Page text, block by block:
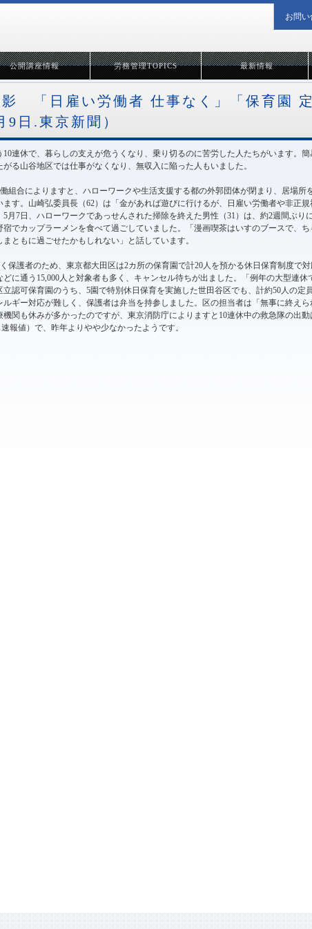
公開講座情報 労務管理TOPICS 最新情報
影 「日雇い労働者 仕事なく」「保育園
9日.東京新聞）
10連休で、暮らしの支えが危うくなり、乗り切るのに苦労した人たちがいます。
る山谷地区では仕事がなくなり、無収入に陥った人もいました。
組合によりますと、ハローワークや生活支援する都の外郭団体が閉まり、居場所
ます。山崎弘委員長（62）は「金があれば遊びに行けるが、日雇い労働者や非正
月7日、ハローワークであっせんされた掃除を終えた男性（31）は、約2週間ぶり
宿でカップラーメンを食べて過ごしていました。「漫画喫茶はいすのブースで、
ともに過ごせたかもしれない」と話しています。
保護者のため、東京都大田区は2カ所の保育園で計20人を預かる休日保育制度で
どに通う15,000人と対象者も多く、キャンセル待ちが出ました。「例年の大型連休
立認可保育園のうち、5園で特別休日保育を実施した世田谷区でも、計約50人の定
ルギー対応が難しく、保護者は弁当を持参しました。区の担当者は「無事に終え
機関も休みが多かったのですが、東京消防庁によりますと10連休中の救急隊の出動
報値）で、昨年よりやや少なかったようです。
お問